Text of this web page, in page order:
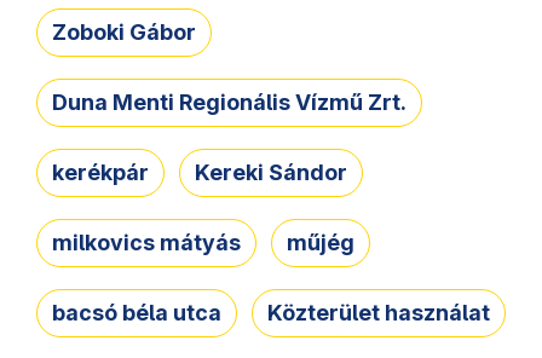
Zoboki Gábor
Duna Menti Regionális Vízmű Zrt.
kerékpár Kereki Sándor
milkovics mátyás műjég
bacsó béla utca Közterület használat